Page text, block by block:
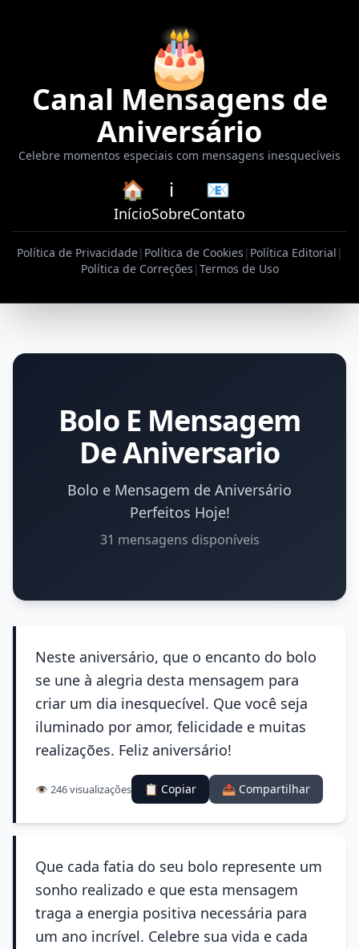
🎂
Canal Mensagens de
Aniversário
Celebre momentos especiais com mensagens inesquecíveis
🏠
Início
ℹ️
Sobre
📧
Contato
Política de Privacidade| Política de Cookies | Política Editorial |
Política de Correções |Termos de Uso
Bolo E Mensagem
De Aniversario
Bolo e Mensagem de Aniversário
Perfeitos Hoje!
31 mensagens disponíveis
Neste aniversário, que o encanto do bolo
se une à alegria desta mensagem para
criar um dia inesquecível. Que você seja
iluminado por amor, felicidade e muitas
realizações. Feliz aniversário!
👁️ 246 visualizações 📋 Copiar 📤 Compartilhar
Que cada fatia do seu bolo represente um
sonho realizado e que esta mensagem
traga a energia positiva necessária para
um ano incrível. Celebre sua vida e cada